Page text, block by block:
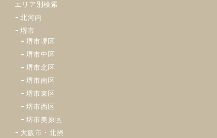
エリア別検索
北河内
堺市
堺市堺区
堺市中区
堺市北区
堺市南区
堺市東区
堺市西区
堺市美原区
大阪市・北摂